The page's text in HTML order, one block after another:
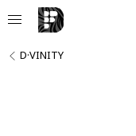
D·VINITY